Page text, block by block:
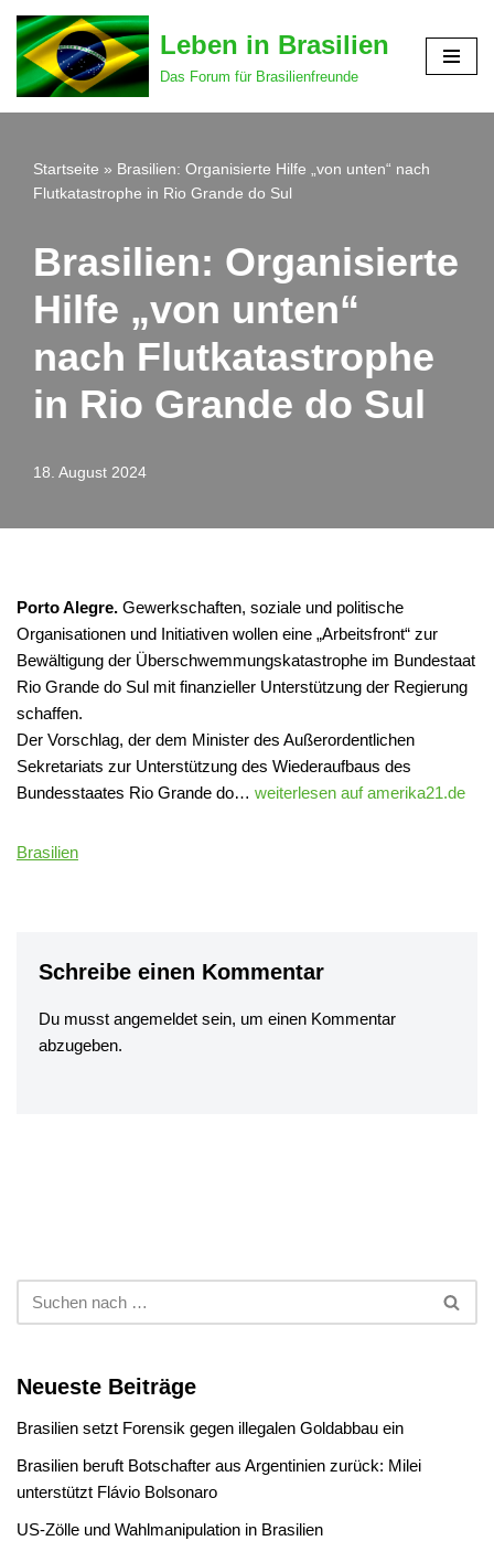
Zum
Inhalt
springen
Leben in Brasilien
Das Forum für Brasilienfreunde
Startseite » Brasilien: Organisierte Hilfe „von unten“ nach
Flutkatastrophe in Rio Grande do Sul
Brasilien: Organisierte
Hilfe „von unten“
nach Flutkatastrophe
in Rio Grande do Sul
18. August 2024
Porto Alegre. Gewerkschaften, soziale und politische
Organisationen und Initiativen wollen eine „Arbeitsfront“ zur
Bewältigung der Überschwemmungskatastrophe im Bundestaat
Rio Grande do Sul mit finanzieller Unterstützung der Regierung
schaffen.
Der Vorschlag, der dem Minister des Außerordentlichen
Sekretariats zur Unterstützung des Wiederaufbaus des
Bundesstaates Rio Grande do… weiterlesen auf amerika21.de
Brasilien
Schreibe einen Kommentar
Du musst angemeldet sein, um einen Kommentar
abzugeben.
Neueste Beiträge
Brasilien setzt Forensik gegen illegalen Goldabbau ein
Brasilien beruft Botschafter aus Argentinien zurück: Milei
unterstützt Flávio Bolsonaro
US-Zölle und Wahlmanipulation in Brasilien